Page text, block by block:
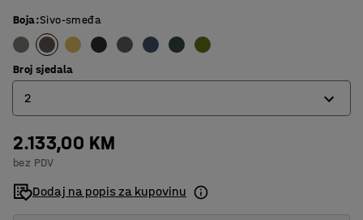
Boja:Sivo-smeđa
Broj sjedala
2
2
3
2.133,00 KM
bez PDV
Dodaj na popis za kupovinu